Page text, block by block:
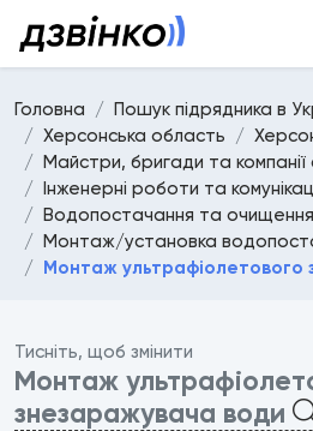
Головна
Пошук підрядника в
Херсонська область
Майстри, бригади та
Інженерні роботи та
Водопостачання та
Монтаж/установка
Монтаж ультрафіолетового
Тисніть, щоб змінити
Монтаж
знезаражувача води